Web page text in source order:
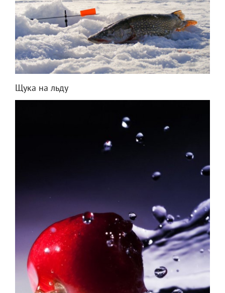
Щука на льду